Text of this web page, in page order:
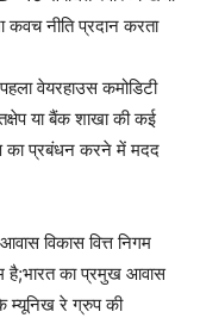
नीति प्रदान करता
वेयरहाउस कमोडिटी
या बैंक शाखा की कई
का प्रबंधन करने में मदद
विकास वित्त निगम
है;भारत का प्रमुख आवास
म्यूनिख रे ग्रुप की